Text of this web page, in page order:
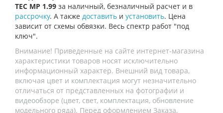
TEC MP 1.99 за наличный, безналичный расчет и в
рассрочку. А также доставить и установить. Цена
зависит от схемы обвязки. Весь спектр работ "под
ключ".
Внимание! Приведенные на сайте интернет-магазина
характеристики товаров носят исключительно
информационный характер. Внешний вид товара,
включая цвет и комплектация могут незначительно
отличаться от представленных на фотографии и
видеообзоре (цвет, свет, комплектация, обновление
модельного ряда). Перед оформлением Заказа,